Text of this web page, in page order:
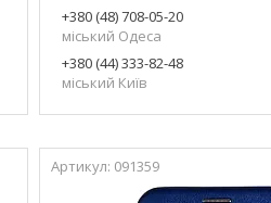
+380 (48) 708-05-20
міський Одеса
+380 (44) 333-82-48
міський Київ
091359